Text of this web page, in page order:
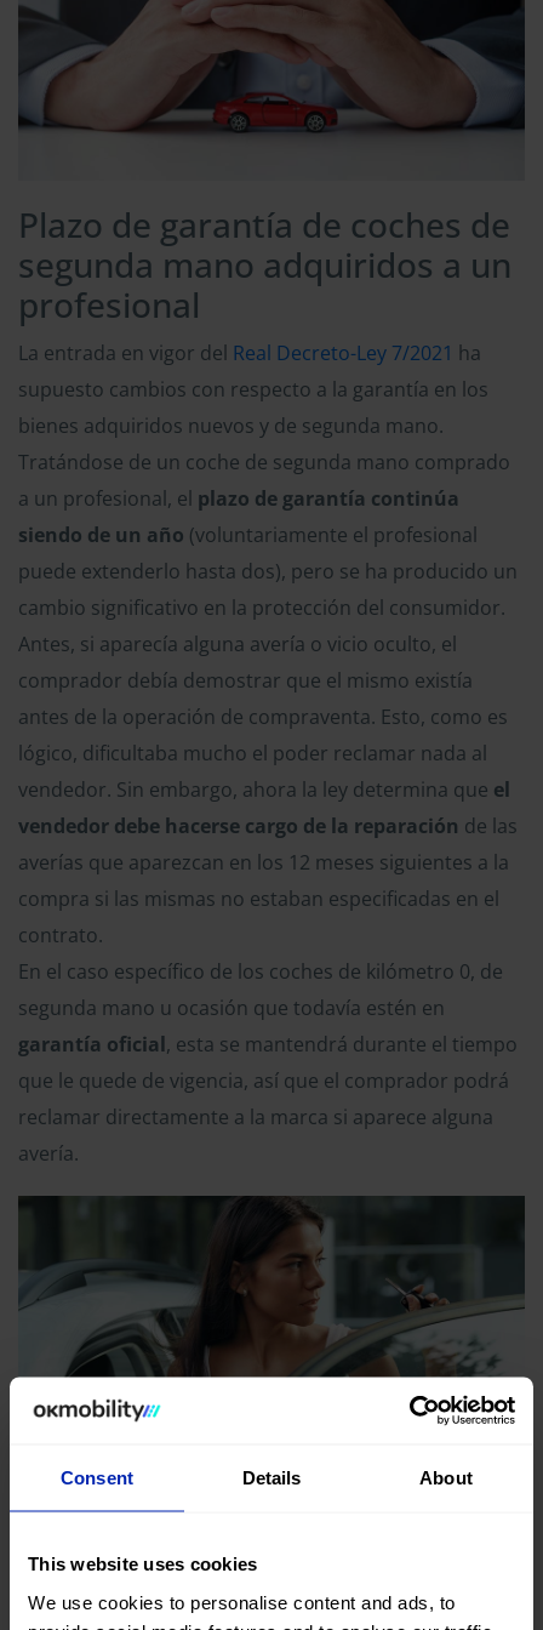
Consent Details About
This website uses cookies
We use cookies to personalise content and ads, to
Plazo de garantía de coches de
segunda mano adquiridos a un
profesional
La entrada en vigor del Real Decreto-Ley 7/2021 ha
supuesto cambios con respecto a la garantía en los
bienes adquiridos nuevos y de segunda mano.
Tratándose de un coche de segunda mano comprado
a un profesional, el plazo de garantía continúa
siendo de un año (voluntariamente el profesional
puede extenderlo hasta dos), pero se ha producido un
cambio significativo en la protección del consumidor.
Antes, si aparecía alguna avería o vicio oculto, el
comprador debía demostrar que el mismo existía
antes de la operación de compraventa. Esto, como es
lógico, dificultaba mucho el poder reclamar nada al
vendedor. Sin embargo, ahora la ley determina que el
vendedor debe hacerse cargo de la reparación de las
averías que aparezcan en los 12 meses siguientes a la
compra si las mismas no estaban especificadas en el
contrato.
En el caso específico de los coches de kilómetro 0, de
segunda mano u ocasión que todavía estén en
garantía oficial, esta se mantendrá durante el tiempo
que le quede de vigencia, así que el comprador podrá
reclamar directamente a la marca si aparece alguna
avería.
Plazo de garantía de un coche
de segunda mano comprado a
un particular